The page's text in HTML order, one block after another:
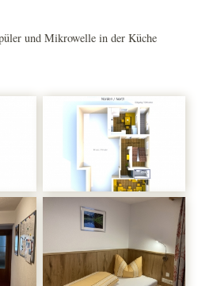
und Mikrowelle in der Küche